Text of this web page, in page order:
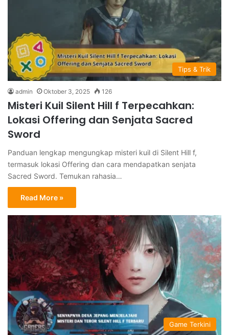
Tips & Trik
admin Oktober 3, 2025 126
Misteri Kuil Silent Hill f Terpecahkan:
Lokasi Offering dan Senjata Sacred
Sword
Panduan lengkap mengungkap misteri kuil di Silent Hill f,
termasuk lokasi Offering dan cara mendapatkan senjata
Sacred Sword. Temukan rahasia…
Read More »
Game Terkini